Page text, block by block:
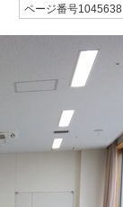
ページ番号1045638